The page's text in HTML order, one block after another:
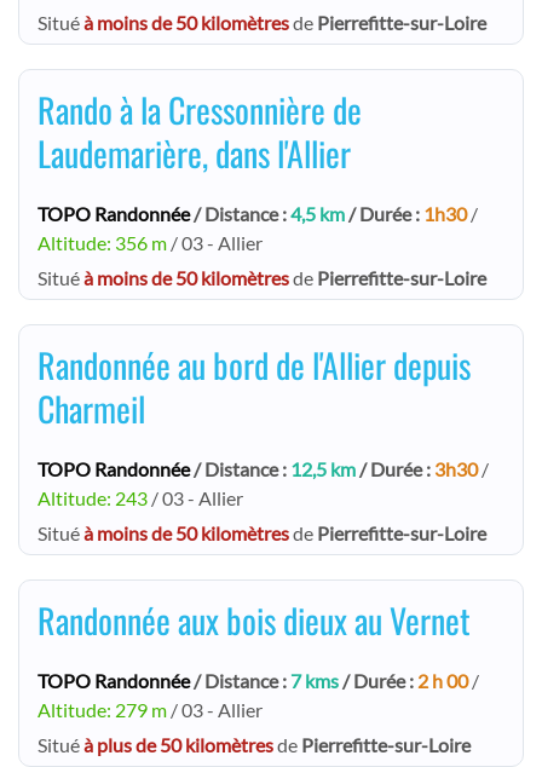
Situéà moins de 50 kilomètresde Pierrefitte-sur-Loire
Rando à la Cressonnière de
Laudemarière, dans l'Allier
TOPO Randonnée/ Distance :4,5 km/ Durée : 1h30/
Altitude: 356 m / 03 - Allier
Situéà moins de 50 kilomètresde Pierrefitte-sur-Loire
Randonnée au bord de l'Allier depuis
Charmeil
TOPO Randonnée/ Distance : 12,5 km/ Durée : 3h30/
Altitude: 243 / 03 - Allier
Situéà moins de 50 kilomètresde Pierrefitte-sur-Loire
Randonnée aux bois dieux au Vernet
TOPO Randonnée/ Distance : 7 kms/ Durée : 2 h 00/
Altitude: 279 m / 03 - Allier
Situéà plus de 50 kilomètresde Pierrefitte-sur-Loire